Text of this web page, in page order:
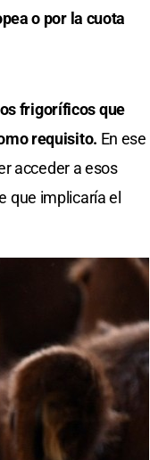
o por la cuota
frigoríficos que
requisito. En ese
acceder a esos
que implicaría el